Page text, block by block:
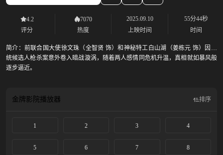
4.2
评分
7070
热度
2025.09.10
上映时间
55分44秒
时间
简介： 前联合国大使徐文珠（全智贤 饰）和神秘特工白山湖（姜栋元 饰）因总
统候选人枪杀案意外卷入暗战漩涡，随着两人感情同危机升温，真相就如暴风般
逐步逼近。
金牌影院播放器 排序
1 2 3 4
5 6 7 8